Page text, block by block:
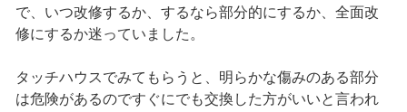
で、いつ改修するか、するなら部分的にするか、全面改
修にするか迷っていました。
タッチハウスでみてもらうと、明らかな傷みのある部分
は危険があるのですぐにでも交換した方がいいと言われ